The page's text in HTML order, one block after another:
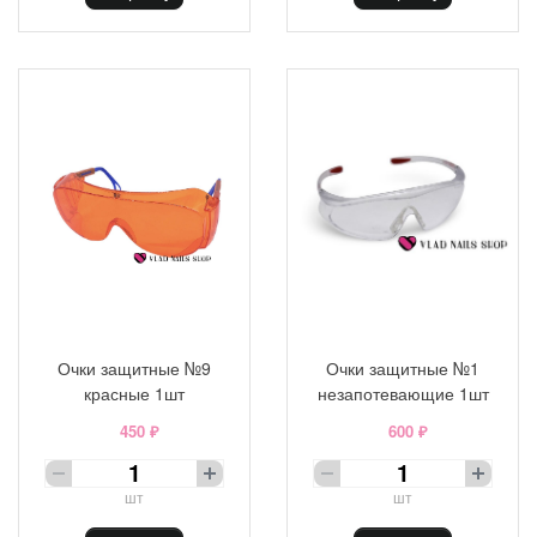
Очки защитные №9
красные 1шт
450 ₽
шт
Очки защитные №1
незапотевающие 1шт
600 ₽
шт